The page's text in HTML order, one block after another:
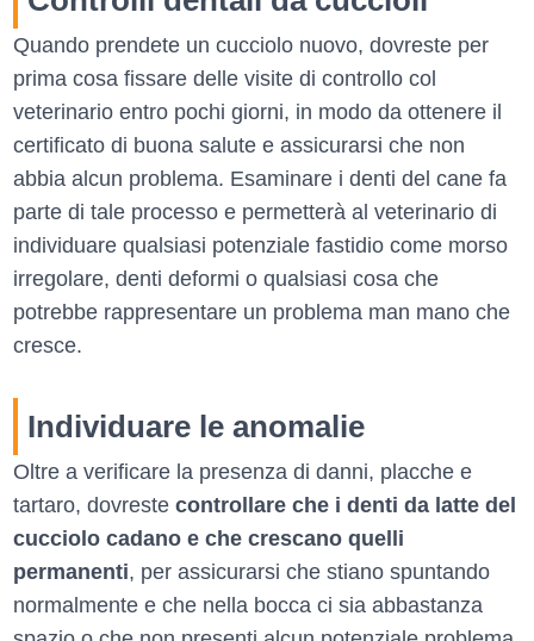
Quando prendete un cucciolo nuovo, dovreste per
prima cosa fissare delle visite di controllo col
veterinario entro pochi giorni, in modo da ottenere il
certificato di buona salute e assicurarsi che non
abbia alcun problema. Esaminare i denti del cane fa
parte di tale processo e permetterà al veterinario di
individuare qualsiasi potenziale fastidio come morso
irregolare, denti deformi o qualsiasi cosa che
potrebbe rappresentare un problema man mano che
cresce.
Individuare le anomalie
Oltre a verificare la presenza di danni, placche e
tartaro, dovreste controllare che i denti da latte del
cucciolo cadano e che crescano quelli
permanenti, per assicurarsi che stiano spuntando
normalmente e che nella bocca ci sia abbastanza